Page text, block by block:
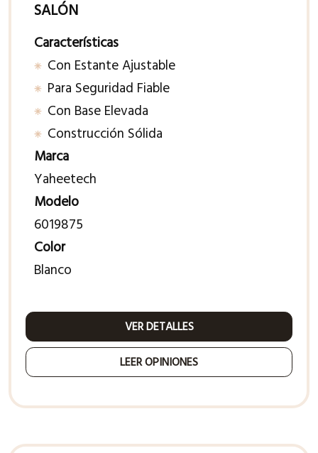
SALÓN
Características
Con Estante Ajustable
Para Seguridad Fiable
Con Base Elevada
Construcción Sólida
Marca
Yaheetech
Modelo
6019875
Color
Blanco
VER DETALLES
LEER OPINIONES